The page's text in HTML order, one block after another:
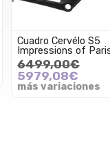
Cuadro Cervélo S5
Impressions of
6499,00€
5979,08€
más variaciones